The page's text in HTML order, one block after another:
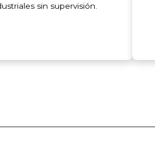
sin supervisión.